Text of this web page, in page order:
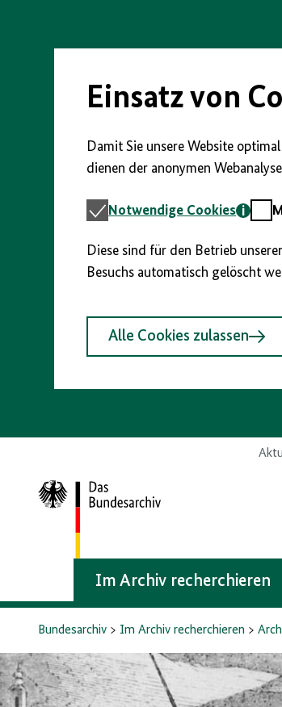
Seiteninhalt
Einsatz von
Damit Sie unsere Website
dienen der anonymen
Notwendige
Notwendige Cookies
Diese sind für den Betrieb
Besuchs automatisch gelöscht
Alle Cookies zulassen
Zur
Startseite
Im Archiv recherchieren
Bundesarchiv Im Archiv recherchieren